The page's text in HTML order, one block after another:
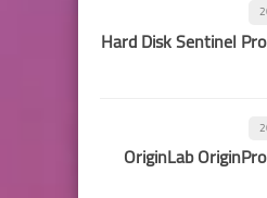
تحميل برنامج Hard Disk Sentinel Pro
تحميل برنامج OriginLab OriginPro